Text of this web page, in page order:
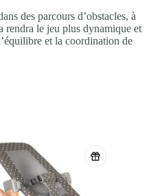
des parcours d’obstacles, à
rendra le jeu plus dynamique et
et la coordination de